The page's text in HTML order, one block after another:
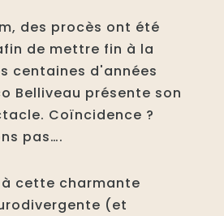
des procès ont été
de mettre fin à la
centaines d'années
Belliveau présente son
Coïncidence ?
pas….
cette charmante
(et